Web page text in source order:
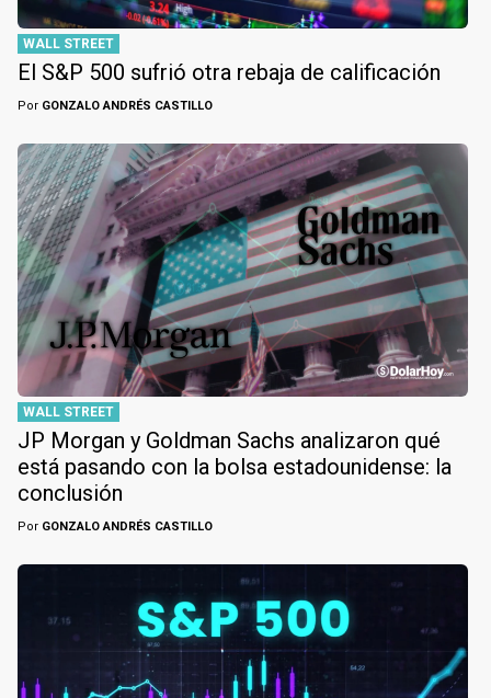
WALL STREET
El S&P 500 sufrió otra rebaja de calificación
Por GONZALO ANDRÉS CASTILLO
WALL STREET
JP Morgan y Goldman Sachs analizaron qué
está pasando con la bolsa estadounidense: la
conclusión
Por GONZALO ANDRÉS CASTILLO